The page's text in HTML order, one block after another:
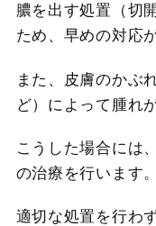
膿を出す処置（切
ため、早めの対応
また、皮膚のかぶ
ど）によって腫れ
こうした場合には
の治療を行います。
適切な処置を行わ